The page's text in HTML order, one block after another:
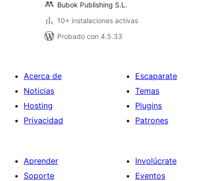
Bubok Publishing S.L.
10+ instalaciones activas
Probado con 4.5.33
Acerca de
Noticias
Hosting
Privacidad
Escaparate
Temas
Plugins
Patrones
Aprender
Soporte
Involúcrate
Eventos